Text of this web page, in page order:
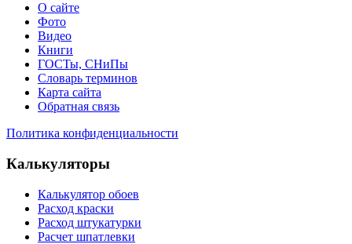
О сайте
Фото
Видео
Книги
ГОСТы, СНиПы
Словарь терминов
Карта сайта
Обратная связь
Политика конфиденциальности
Калькуляторы
Калькулятор обоев
Расход краски
Расход штукатурки
Расчет шпатлевки